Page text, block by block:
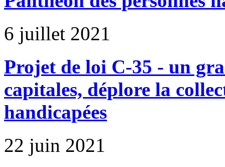
6 juillet 2021
Projet de loi C-35 - un
capitales, déplore la
handicapées
22 juin 2021